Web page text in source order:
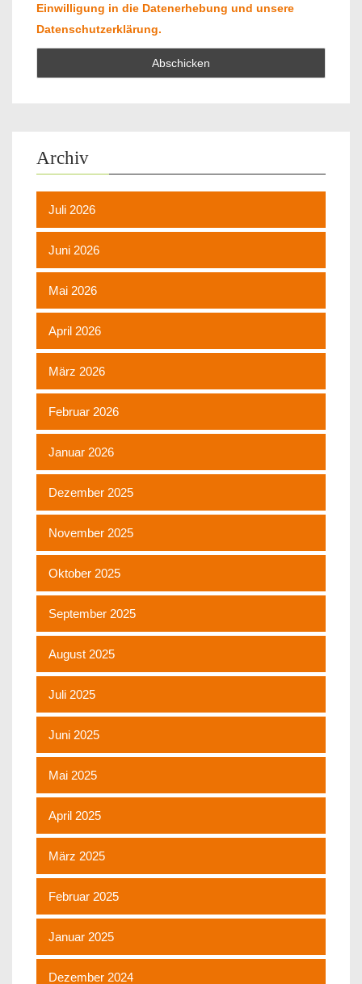
Einwilligung in die Datenerhebung und unsere
Datenschutzerklärung.
Archiv
Juli 2026
Juni 2026
Mai 2026
April 2026
März 2026
Februar 2026
Januar 2026
Dezember 2025
November 2025
Oktober 2025
September 2025
August 2025
Juli 2025
Juni 2025
Mai 2025
April 2025
März 2025
Februar 2025
Januar 2025
Dezember 2024